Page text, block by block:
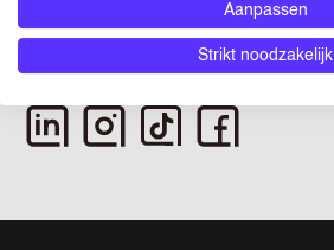
IK BEN WERKGEVER
Aanpassen
Strikt noodzakelijk